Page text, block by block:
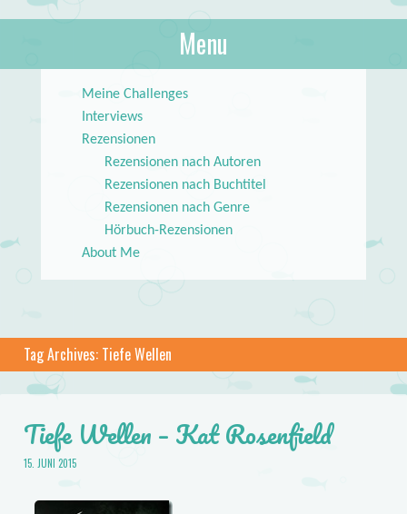
About Books
lilstar.de
Menu
Meine Challenges
Interviews
Rezensionen
Rezensionen nach Autoren
Rezensionen nach Buchtitel
Rezensionen nach Genre
Hörbuch-Rezensionen
About Me
Tag Archives: Tiefe Wellen
Tiefe Wellen – Kat Rosenfield
15. JUNI 2015